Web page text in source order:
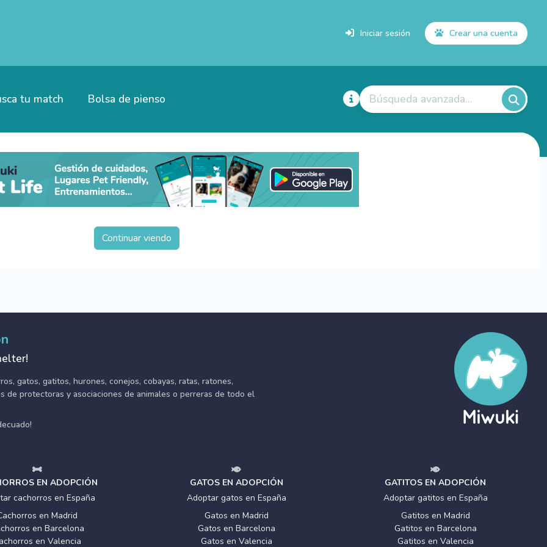
Iniciar sesión Crear una cuenta
tu match Bolsa de pienso Búsqueda avanzada...
Continuar viendo
gatos, gatitos, hurones, conejos, cobayas, ratas, ratones,
de protectoras y asociaciones de animales o perreras de todo el
EN ADOPCIÓN
cachorros en España
en Madrid
en Barcelona
en Valencia
GATOS EN ADOPCIÓN
Adoptar gatos en España
Gatos en Madrid
Gatos en Barcelona
Gatos en Valencia
GATITOS EN ADOPCIÓN
Adoptar gatitos en España
Gatitos en Madrid
Gatitos en Barcelona
Gatitos en Valencia